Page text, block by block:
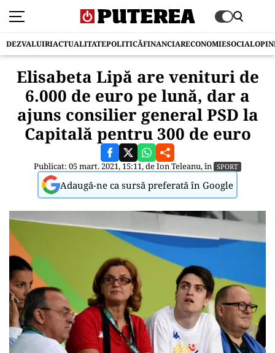
DEZVALUIRIACTUALITATEPOLITICĂFINANCIARECONOMIESOCIAL
Elisabeta Lipă are venituri de
6.000 de euro pe lună, dar a
ajuns consilier general PSD la
Capitală pentru 300 de euro
Publicat: 05 mart. 2021, 15:11, deIon Teleanu, în SPORT
Adaugă-ne ca sursă preferată în Google